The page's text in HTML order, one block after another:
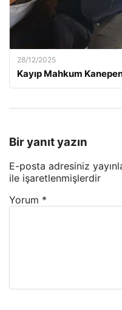
28/12/2025
Kayıp Mahkum
Bir yanıt yazın
E-posta adresiniz
ile işaretlenmişlerdir
Yorum *